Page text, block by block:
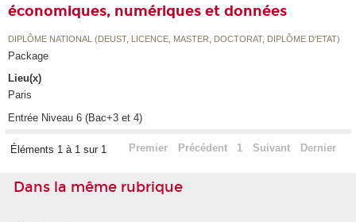
économiques, numériques et données
DIPLÔME NATIONAL (DEUST, LICENCE, MASTER, DOCTORAT, DIPLÔME D'ETAT)
Package
Lieu(x)
Paris
Entrée Niveau 6 (Bac+3 et 4)
Éléments 1 à 1 sur 1 Premier Précédent 1 Suivant Dernier
Dans la même rubrique